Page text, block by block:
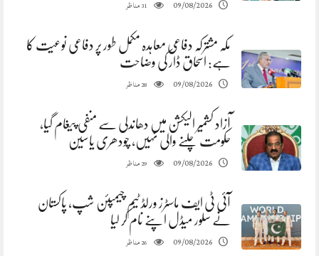
09/08/2026
31مناظر
مکہ مشترکہ دفاعی معاہدہ مکمل طور پر دفاعی نوعیت کا
ہے: اسحاق ڈار کی وضاحت
09/08/2026
28مناظر
آزاد کشمیر الیکشن میں دھاندلی سے منفی پیغام گیا،
حکومت چلنے والی نہیں، چودھری یاسین
09/08/2026
29مناظر
آئی ٹی ایف ماسٹرز ورلڈ ٹیم چیمپئن شپ، پاکستان
نے سلور میڈل اپنے نام کر لیا
09/08/2026
26مناظر